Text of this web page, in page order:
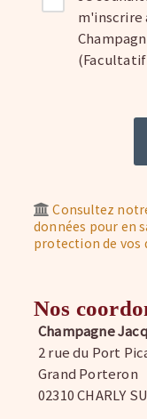
m'inscrire
Consultez
données pour en
protection de vos
Nos
Champagne
2 rue du Port
Grand Porteron
02310 CHARLY